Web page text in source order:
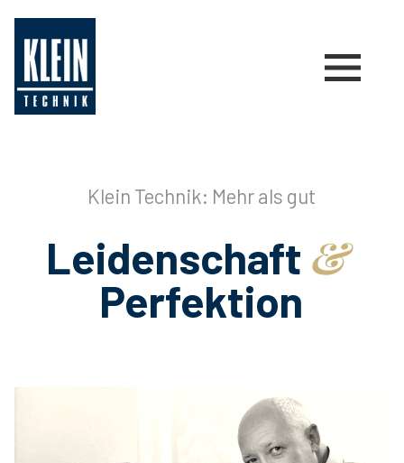
Klein Technik: Mehr als gut
Leidenschaft &
Perfektion